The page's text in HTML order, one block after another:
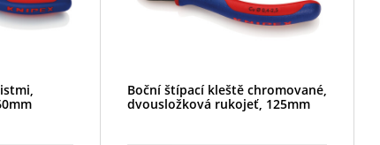
Boční štípací kleště chromované,
dvousložková rukojeť, 125mm